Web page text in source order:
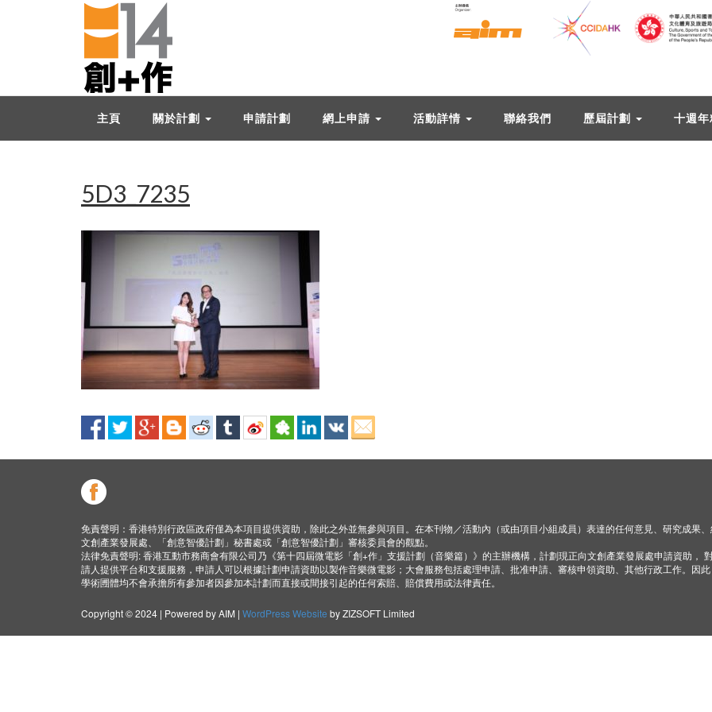
主頁 關於計劃 申請計劃 網上申請 活動詳情 聯絡我們 歷屆計劃 十週
5D3_7235
免責聲明：香港特別行政區政府僅為本項目提供資助，除此之外並無參與項目。在本刊物／活動內（或由項目小組成員）表達的任何意見、研究成果
文創產業發展處、「創意智優計劃」秘書處或「創意智優計劃」審核委員會的觀點。
法律免責聲明: 香港互動市務商會有限公司乃《第十四屆微電影「創+作」支援計劃（音樂篇）》的主辦機構，計劃現正向文創產業發展處申請資助，
請人提供平台和支援服務，申請人可以根據計劃申請資助以製作音樂微電影；大會服務包括處理申請、批准申請、審核申領資助、其他行政工作。因
學術圑體均不會承擔所有參加者因參加本計劃而直接或間接引起的任何索賠、賠償費用或法律責任。
Copyright © 2024 | Powered by AIM | WordPress Website by ZIZSOFT Limited